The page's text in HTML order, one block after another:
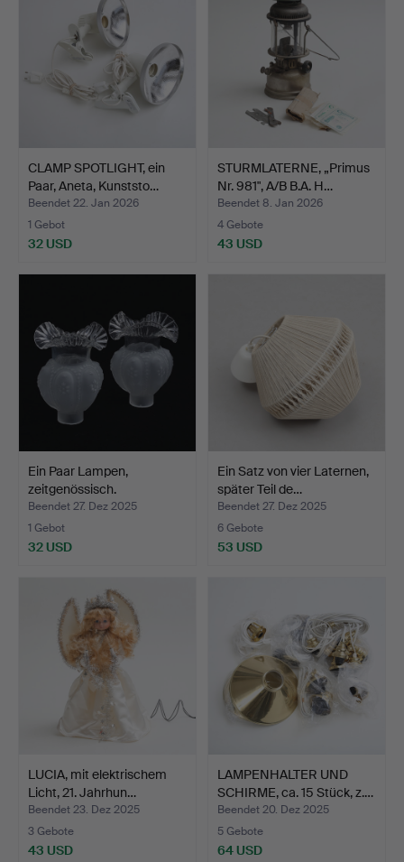
CLAMP SPOTLIGHT, ein
Paar, Aneta, Kunststo…
Beendet 22. Jan 2026
1 Gebot
32 USD
STURMLATERNE, „Primus
Nr. 981", A/B B.A. H…
Beendet 8. Jan 2026
4 Gebote
43 USD
Ein Paar Lampen,
zeitgenössisch.
Beendet 27. Dez 2025
1 Gebot
32 USD
Ein Satz von vier Laternen,
später Teil de…
Beendet 27. Dez 2025
6 Gebote
53 USD
LUCIA, mit elektrischem
Licht, 21. Jahrhun…
Beendet 23. Dez 2025
3 Gebote
43 USD
LAMPENHALTER UND
SCHIRME, ca. 15 Stück, z.…
Beendet 20. Dez 2025
5 Gebote
64 USD